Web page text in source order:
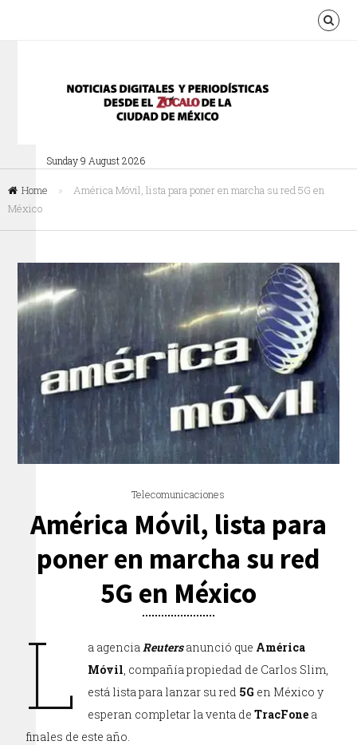
Sunday 9 August 2026
Home »
América Móvil, lista para poner en marcha su red 5G en
México
Telecomunicaciones
América Móvil, lista para
poner en marcha su red
5G en México
L a agenciaReutersanunció que América
Móvil, compañía propiedad de Carlos Slim,
está lista para lanzar su red 5G en México y
esperan completar la venta deTracFone a
finales de este año.